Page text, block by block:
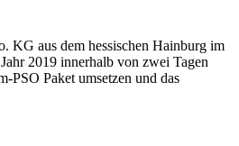
KG aus dem hessischen Hainburg im
2019 innerhalb von zwei Tagen
PSO Paket umsetzen und das